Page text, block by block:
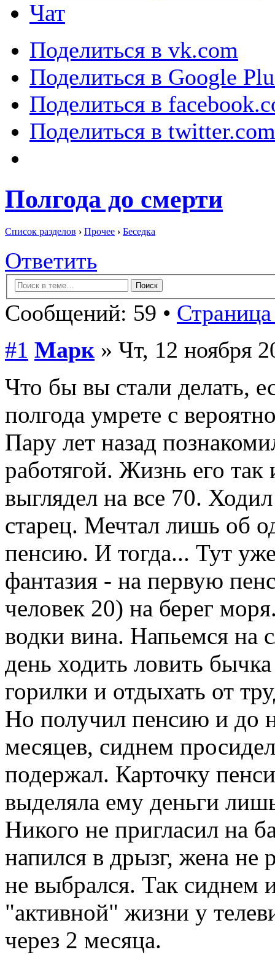
Чат
Поделиться в vk.com
Поделиться в Google
Поделиться в
Поделиться в twitter.com
Полгода до смерти
Список разделов › Прочее › Беседка
Ответить
Сообщений: 59 •
#1 Марк » Чт, 12 ноября
Что бы вы стали делать,
полгода умрете с
Пару лет назад
работягой. Жизнь его так
выглядел на все 70.
старец. Мечтал лишь об
пенсию. И тогда... Тут
фантазия - на первую
человек 20) на берег
водки вина. Напьемся на
день ходить ловить
горилки и отдыхать от
Но получил пенсию и до
месяцев, сиднем
подержал. Карточку
выделяла ему деньги
Никого не пригласил на
напился в дрызг, жена не
не выбрался. Так сиднем
"активной" жизни у
через 2 месяца.